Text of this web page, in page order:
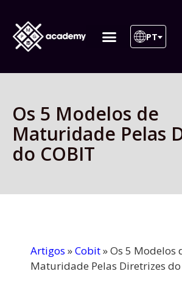
PT
Os 5 Modelos de
Maturidade Pelas
do COBIT
Artigos »Cobit»Os 5 Modelos
Maturidade Pelas Diretrizes do